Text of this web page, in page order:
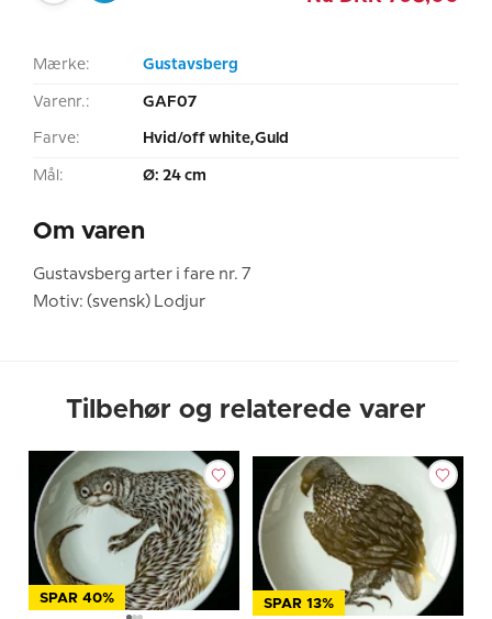
Mærke: Gustavsberg
Varenr.: GAF07
Farve: Hvid/off white,Guld
Mål: Ø: 24 cm
Om varen
Gustavsberg arter i fare nr. 7
Motiv: (svensk) Lodjur
Tilbehør og relaterede varer
SPAR 40% SPAR 13%